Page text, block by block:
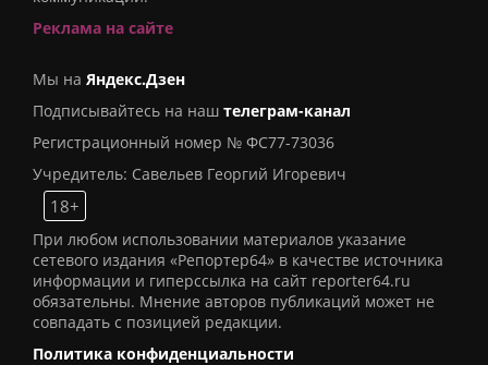
Реклама на сайте
Мы на Яндекс.Дзен
Подписывайтесь на наш телеграм-канал
Регистрационный номер № ФС77-73036
Учредитель: Савельев Георгий Игоревич
18+
При любом использовании материалов указание
сетевого издания «Репортер64» в качестве источника
информации и гиперссылка на сайт reporter64.ru
обязательны. Мнение авторов публикаций может не
совпадать с позицией редакции.
Политика конфиденциальности